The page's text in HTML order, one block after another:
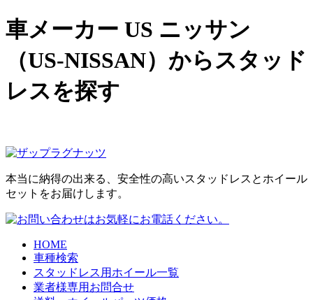
車メーカー US ニッサン
（US-NISSAN）からスタッド
レスを探す
本当に納得の出来る、安全性の高いスタッドレスとホイール
セットをお届けします。
HOME
車種検索
スタッドレス用ホイール一覧
業者様専用お問合せ